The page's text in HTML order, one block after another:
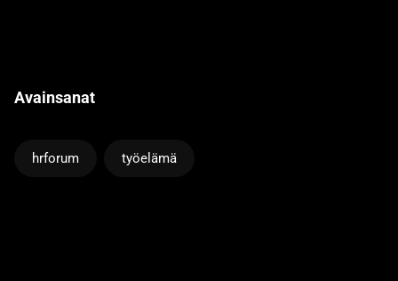
Avainsanat
hrforum työelämä